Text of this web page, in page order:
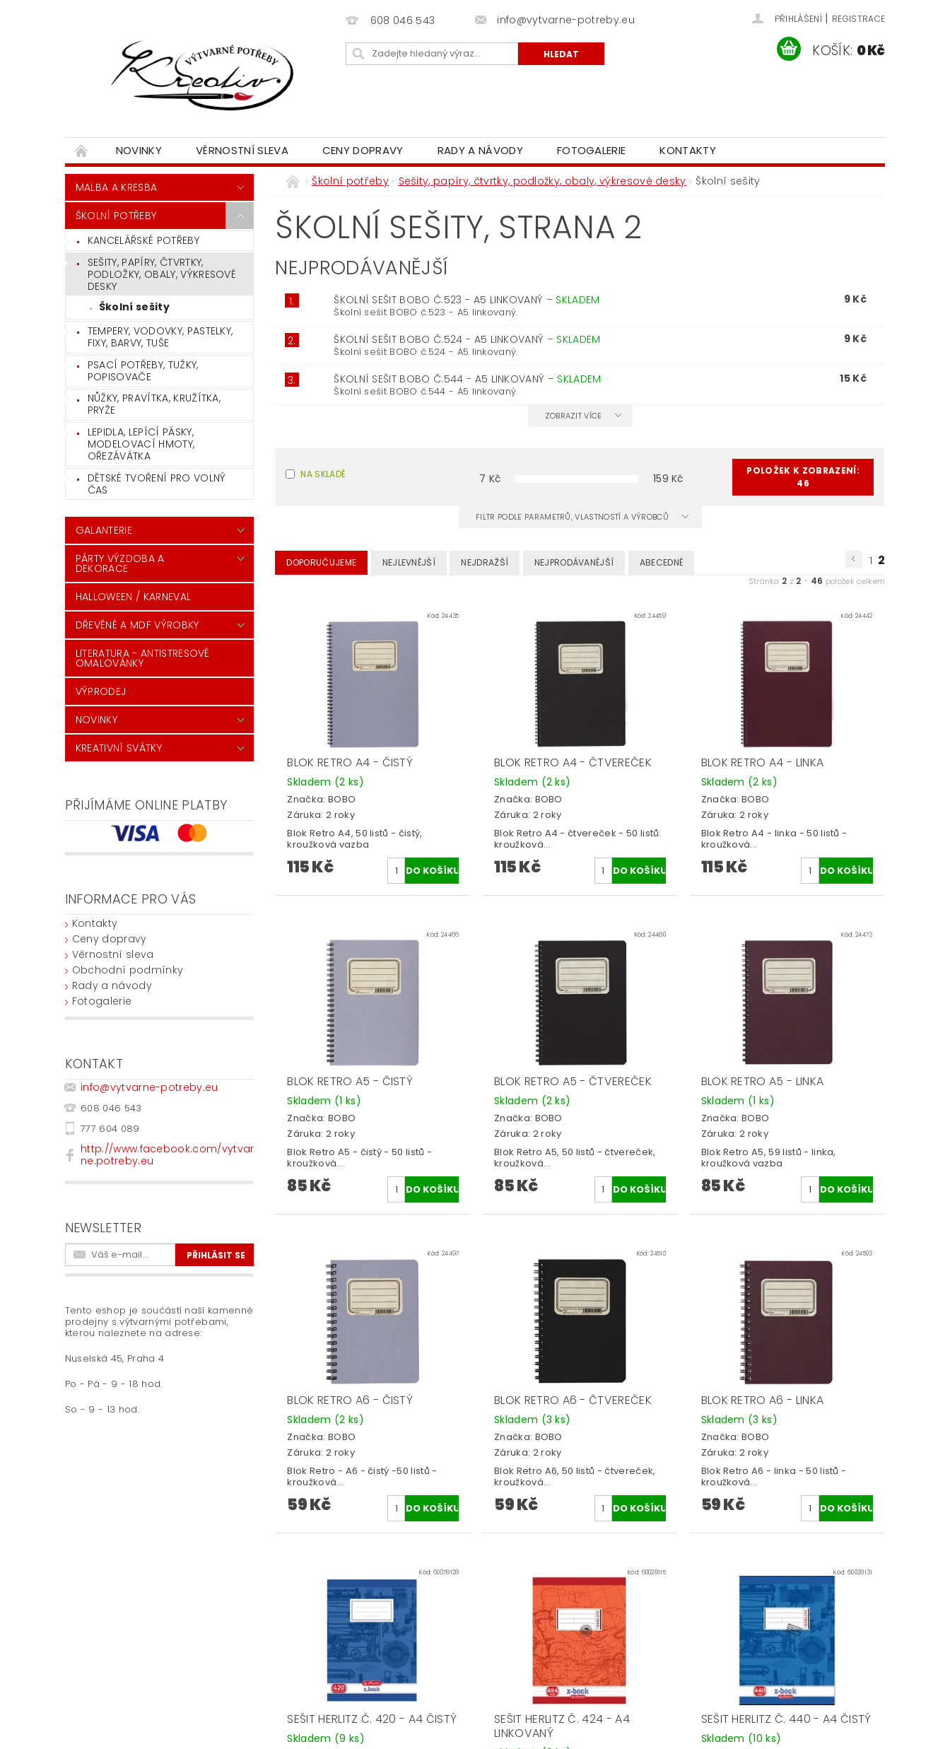
608 046 543 info@vytvarne-potreby.eu PŘIHLÁŠENÍ | REGISTRACE
KOŠÍK: 0 Kč
NOVINKY VĚRNOSTNÍ SLEVA CENY DOPRAVY RADY A NÁVODY FOTOGALERIE KONTAKTY
MALBA A KRESBA
ŠKOLNÍ POTŘEBY
KANCELÁŘSKÉ POTŘEBY
SEŠITY, PAPÍRY, ČTVRTKY,
PODLOŽKY, OBALY, VÝKRESOVÉ
DESKY
Školní sešity
TEMPERY, VODOVKY, PASTELKY,
FIXY, BARVY, TUŠE
PSACÍ POTŘEBY, TUŽKY,
POPISOVAČE
NŮŽKY, PRAVÍTKA, KRUŽÍTKA,
PRYŽE
LEPIDLA, LEPÍCÍ PÁSKY,
MODELOVACÍ HMOTY,
OŘEZÁVÁTKA
DĚTSKÉ TVOŘENÍ PRO VOLNÝ
ČAS
GALANTERIE
PÁRTY VÝZDOBA A
DEKORACE
HALLOWEEN / KARNEVAL
DŘEVĚNÉ A MDF VÝROBKY
LITERATURA - ANTISTRESOVÉ
OMALOVÁNKY
VÝPRODEJ
NOVINKY
KREATIVNÍ SVÁTKY
PŘIJÍMÁME ONLINE PLATBY
INFORMACE PRO VÁS
Kontakty
Ceny dopravy
Věrnostní sleva
Obchodní podmínky
Rady a návody
Fotogalerie
KONTAKT
info@vytvarne-potreby.eu
608 046 543
777 604 089
http://www.facebook.com/vytvar
ne.potreby.eu
NEWSLETTER
Tento eshop je součástí naší kamenné
prodejny s výtvarnými potřebami,
kterou naleznete na adrese:
Nuselská 45, Praha 4
Po - Pá - 9 - 18 hod.
So - 9 - 13 hod.
Školní potřeby Sešity, papíry, čtvrtky, podložky, obaly, výkresové desky Školní sešity
ŠKOLNÍ SEŠITY, STRANA 2
NEJPRODÁVANĚJŠÍ
1. ŠKOLNÍ SEŠIT BOBO Č.523 - A5 LINKOVANÝ – SKLADEM
Školní sešit BOBO č.523 - A5 linkovaný.
9 Kč
2. ŠKOLNÍ SEŠIT BOBO Č.524 - A5 LINKOVANÝ – SKLADEM
Školní sešit BOBO č.524 - A5 linkovaný.
9 Kč
3. ŠKOLNÍ SEŠIT BOBO Č.544 - A5 LINKOVANÝ – SKLADEM
Školní sešit BOBO č.544 - A5 linkovaný.
15 Kč
ZOBRAZIT VÍCE
NA SKLADĚ 7 Kč 159 Kč
POLOŽEK K ZOBRAZENÍ:
46
FILTR PODLE PARAMETRŮ, VLASTNOSTÍ A VÝROBCŮ
DOPORUČUJEME NEJLEVNĚJŠÍ NEJDRAŽŠÍ NEJPRODÁVANĚJŠÍ ABECEDNĚ 1 2
Stránka 2 z 2 - 46 položek celkem
Kód: 24435
BLOK RETRO A4 - ČISTÝ
Skladem (2 ks)
Značka: BOBO
Záruka: 2 roky
Blok Retro A4, 50 listů - čistý,
kroužková vazba
115 Kč
Kód:24459
BLOK RETRO A4 - ČTVEREČEK
Skladem (2 ks)
Značka: BOBO
Záruka: 2 roky
Blok Retro A4 - čtvereček - 50 listů.
kroužková...
115 Kč
Kód:24442
BLOK RETRO A4 - LINKA
Skladem (2 ks)
Značka:BOBO
Záruka: 2 roky
Blok Retro A4 - linka - 50 listů -
kroužková...
115 Kč
Kód: 24466
BLOK RETRO A5 - ČISTÝ
Skladem (1 ks)
Značka: BOBO
Záruka: 2 roky
Blok Retro A5 - čistý - 50 listů -
kroužková...
85 Kč
Kód:24480
BLOK RETRO A5 - ČTVEREČEK
Skladem (2 ks)
Značka: BOBO
Záruka: 2 roky
Blok Retro A5, 50 listů - čtvereček,
kroužková...
85 Kč
Kód:24473
BLOK RETRO A5 - LINKA
Skladem (1 ks)
Značka:BOBO
Záruka: 2 roky
Blok Retro A5, 59 listů - linka,
kroužková vazba
85 Kč
Kód: 24497
BLOK RETRO A6 - ČISTÝ
Skladem (2 ks)
Značka: BOBO
Záruka: 2 roky
Blok Retro - A6 - čistý -50 listů -
kroužková...
59 Kč
Kód:24510
BLOK RETRO A6 - ČTVEREČEK
Skladem (3 ks)
Značka: BOBO
Záruka: 2 roky
Blok Retro A6, 50 listů - čtvereček,
kroužková...
59 Kč
Kód:24503
BLOK RETRO A6 - LINKA
Skladem (3 ks)
Značka:BOBO
Záruka: 2 roky
Blok Retro A6 - linka - 50 listů -
kroužková...
59 Kč
Kód: 60078128
SEŠIT HERLITZ Č. 420 - A4 ČISTÝ
Skladem (9 ks)
Kód: 60028115
SEŠIT HERLITZ Č. 424 - A4
LINKOVANÝ
Kód:60028131
SEŠIT HERLITZ Č. 440 - A4 ČISTÝ
Skladem (10 ks)